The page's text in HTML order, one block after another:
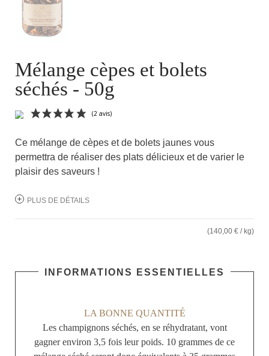
Mélange cèpes et bolets
séchés - 50g
(2 avis)
Ce mélange de cèpes et de bolets jaunes vous
permettra de réaliser des plats délicieux et de varier le
plaisir des saveurs !
PLUS DE DÉTAILS
(140,00 € / kg)
INFORMATIONS ESSENTIELLES
LA BONNE QUANTITÉ
Les champignons séchés, en se réhydratant, vont
gagner environ 3,5 fois leur poids. 10 grammes de ce